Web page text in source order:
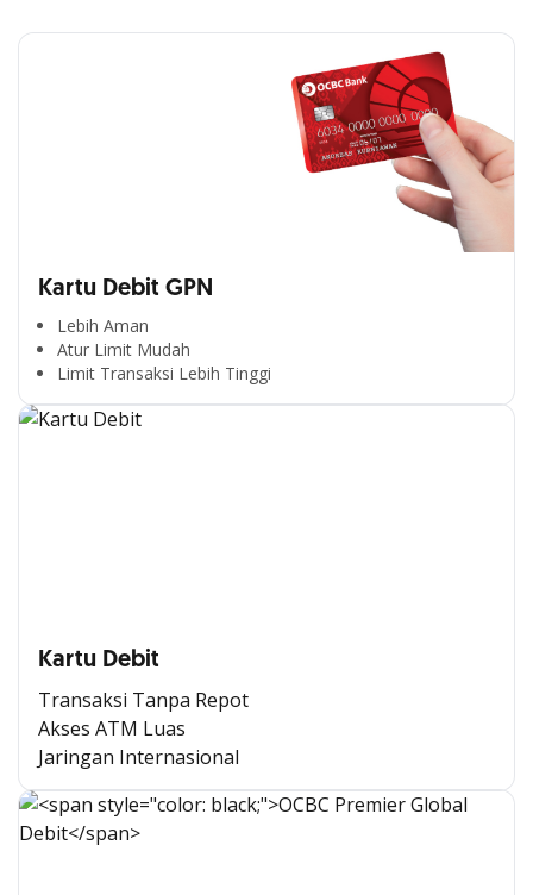
Kartu Debit GPN
Lebih Aman
Atur Limit Mudah
Limit Transaksi Lebih Tinggi
Kartu Debit
Transaksi Tanpa Repot
Akses ATM Luas
Jaringan Internasional